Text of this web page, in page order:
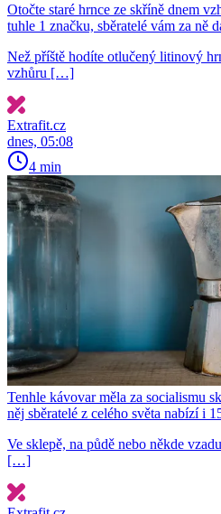
Otočte staré hrnce ze skříně dnem
tuhle 1 značku, sběratelé vám za ně
Než příště hodíte otlučený litinový
vzhůru […]
Extrafit.cz
dnes, 05:08
4 min
Tenhle kávovar měla za socialismu
něj sběratelé z celého světa nabízí i
Ve sklepě, na půdě nebo někde
[…]